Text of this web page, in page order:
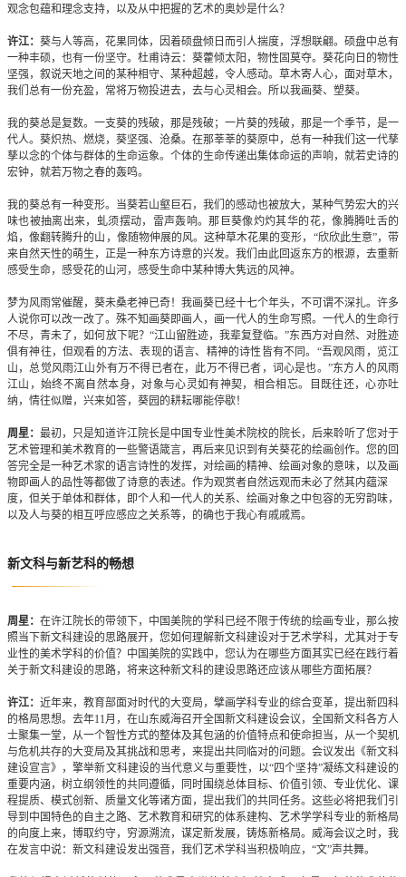
观念包蕴和理念支持，以及从中把握的艺术的奥妙是什么？
许江： 葵与人等高，花果同体，因着硕盘倾日而引人揣度，浮想联翩。硕盘中总有
一种丰硕，也有一份坚守。杜甫诗云：葵藿倾太阳，物性固莫夺。葵花向日的物性
坚强，叙说天地之间的某种相守、某种超越，令人感动。草木寄人心，面对草木，
我们总有一份充盈，常将万物投进去，去与心灵相会。所以我画葵、塑葵。
我的葵总是复数。一支葵的残破，那是残破；一片葵的残破，那是一个季节，是一
代人。葵炽热、燃烧，葵坚强、沧桑。在那莘莘的葵原中，总有一种我们这一代孳
孳以念的个体与群体的生命运象。个体的生命传递出集体命运的声响，就若史诗的
宏钟，就若万物之春的轰鸣。
我的葵总有一种变形。当葵若山壑巨石，我们的感动也被放大，某种气势宏大的兴
味也被抽离出来，虬须摆动，雷声轰响。那巨葵像灼灼其华的花，像腾腾吐舌的
焰，像翻转腾升的山，像随物伸展的风。这种草木花果的变形，“欣欣此生意”，带
来自然天性的萌生，正是一种东方诗意的兴发。我们由此回返东方的根源，去重新
感受生命，感受花的山河，感受生命中某种博大隽远的风神。
梦为风雨常催醒，葵未桑老神已奇！我画葵已经十七个年头，不可谓不深扎。许多
人说你可以改一改了。殊不知画葵即画人，画一代人的生命写照。一代人的生命行
不尽，青未了，如何放下呢？“江山留胜迹，我辈复登临。”东西方对自然、对胜迹
俱有神往，但观看的方法、表现的语言、精神的诗性皆有不同。“吾观风雨，览江
山，总觉风雨江山外有万不得已者在，此万不得已者，词心是也。”东方人的风雨
江山，始终不离自然本身，对象与心灵如有神契，相合相忘。目既往还，心亦吐
纳，情往似赠，兴来如答，葵园的耕耘哪能停歇！
周星： 最初，只是知道许江院长是中国专业性美术院校的院长，后来聆听了您对于
艺术管理和美术教育的一些警语箴言，再后来见识到有关葵花的绘画创作。您的回
答完全是一种艺术家的语言诗性的发挥，对绘画的精神、绘画对象的意味，以及画
物即画人的品性等都做了诗意的表述。作为观赏者自然远观而未必了然其内蕴深
度，但关于单体和群体，即个人和一代人的关系、绘画对象之中包容的无穷韵味，
以及人与葵的相互呼应感应之关系等，的确也于我心有戚戚焉。
新文科与新艺科的畅想
周星： 在许江院长的带领下，中国美院的学科已经不限于传统的绘画专业，那么按
照当下新文科建设的思路展开，您如何理解新文科建设对于艺术学科，尤其对于专
业性的美术学科的价值？中国美院的实践中，您认为在哪些方面其实已经在践行着
关于新文科建设的思路，将来这种新文科的建设思路还应该从哪些方面拓展？
许江： 近年来，教育部面对时代的大变局，擘画学科专业的综合变革，提出新四科
的格局思想。去年11月，在山东威海召开全国新文科建设会议，全国新文科各方人
士聚集一堂，从一个智性方式的整体及其包涵的价值特点和使命担当，从一个契机
与危机共存的大变局及其挑战和思考，来提出共同临对的问题。会议发出《新文科
建设宣言》，擎举新文科建设的当代意义与重要性，以“四个坚持”凝练文科建设的
重要内涵，树立纲领性的共同遵循，同时围绕总体目标、价值引领、专业优化、课
程提质、模式创新、质量文化等诸方面，提出我们的共同任务。这些必将把我们引
导到中国特色的自主之路、艺术教育和研究的体系建构、艺术学学科专业的新格局
的向度上来，博取约守，穷源溯流，谋定新发展，铸炼新格局。威海会议之时，我
在发言中说：新文科建设发出强音，我们艺术学科当积极响应，“文”声共舞。